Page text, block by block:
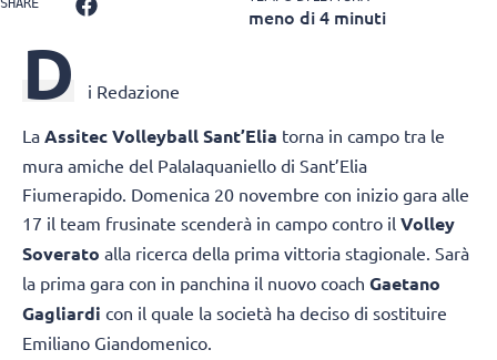
SHARE
meno di 4 minuti
D i Redazione
La Assitec Volleyball Sant’Elia torna in campo tra le
mura amiche del PalaIaquaniello di Sant’Elia
Fiumerapido. Domenica 20 novembre con inizio gara alle
17 il team frusinate scenderà in campo contro il Volley
Soverato alla ricerca della prima vittoria stagionale. Sarà
la prima gara con in panchina il nuovo coach Gaetano
Gagliardi con il quale la società ha deciso di sostituire
Emiliano Giandomenico.